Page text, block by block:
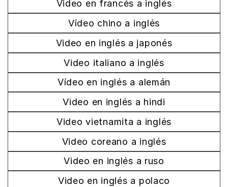
Video en francés a inglés
Vídeo chino a inglés
Video en inglés a japonés
Video italiano a inglés
Vídeo en inglés a alemán
Video en inglés a hindi
Video vietnamita a inglés
Video coreano a inglés
Video en inglés a ruso
Video en inglés a polaco